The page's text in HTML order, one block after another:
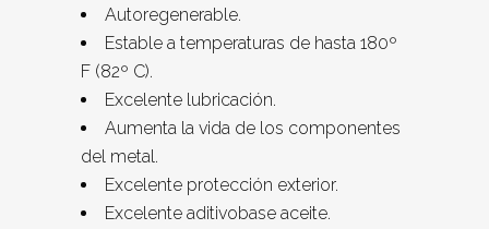
Autoregenerable.
Estable a temperaturas de hasta 180º
F (82º C).
Excelente lubricación.
Aumenta la vida de los componentes
del metal.
Excelente protección exterior.
Excelente aditivobase aceite.